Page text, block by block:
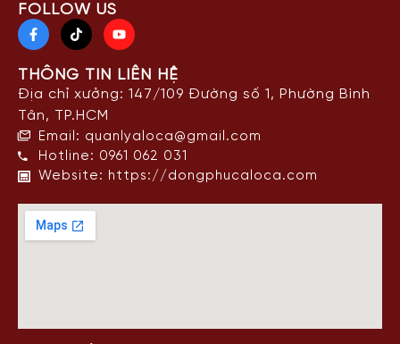
FOLLOW US
THÔNG TIN LIÊN HỆ
Địa chỉ xưởng: 147/109 Đường số 1, Phường Bình
Tân, TP.HCM
Email: quanlyaloca@gmail.com
Hotline: 0961 062 031
Website: https://dongphucaloca.com